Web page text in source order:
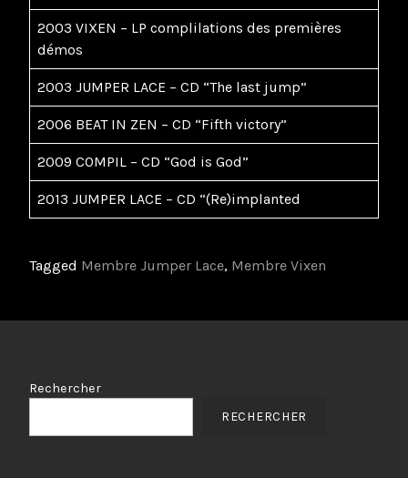
2003 VIXEN – LP complilations des premières
démos
2003 JUMPER LACE – CD “The last jump”
2006 BEAT IN ZEN – CD “Fifth victory”
2009 COMPIL – CD “God is God”
2013 JUMPER LACE – CD “(Re)implanted
Tagged Membre Jumper Lace, Membre Vixen
Rechercher
RECHERCHER